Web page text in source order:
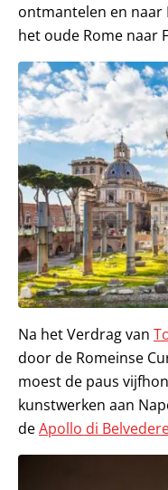
ontmantelen en naar
het oude Rome naar
Na het Verdrag van
door de Romeinse
moest de paus
kunstwerken aan
deApollo di